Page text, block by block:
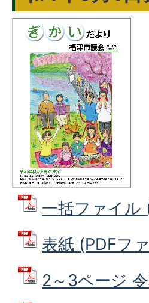
一括ファイル
表紙 (PDFフ
2～3ページ